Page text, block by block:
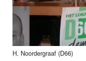
H. Noordergraaf (D66)